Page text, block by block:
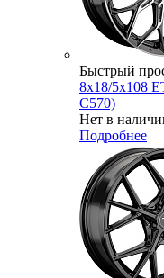
Быстрый
8x18/5x108
C570)
Нет в
Подробнее